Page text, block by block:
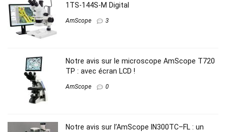
1TS-144S-M Digital
AmScope 3
Notre avis sur le microscope AmScope T720
TP : avec écran LCD !
AmScope 0
Notre avis sur l’AmScope IN300TC–FL : un